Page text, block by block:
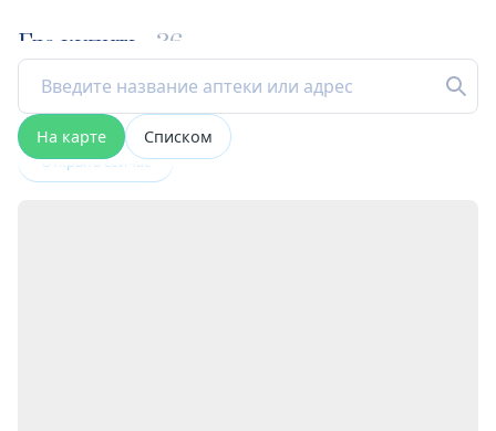
Где купить 36
На карте Списком
Открыта сейчас